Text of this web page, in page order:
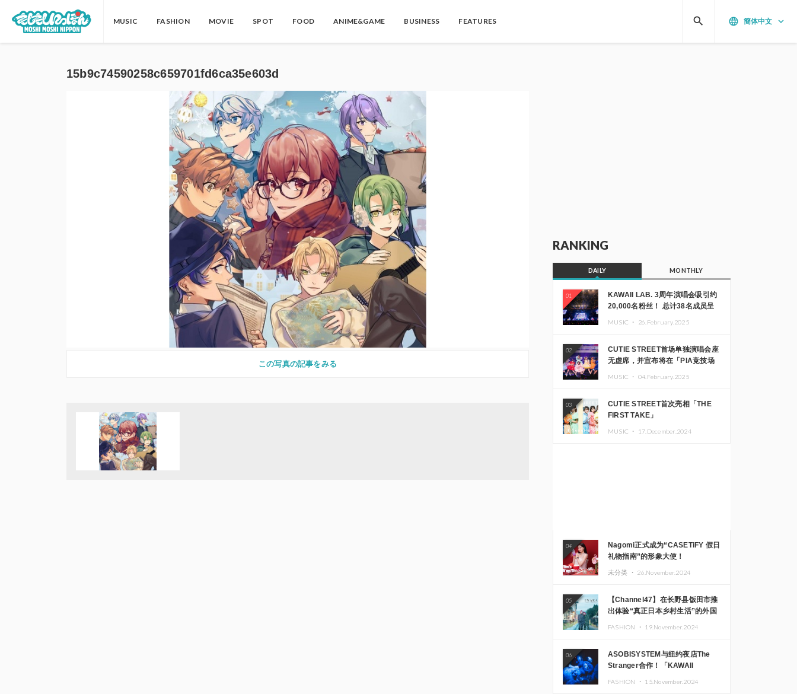
MUSIC FASHION MOVIE SPOT FOOD ANIME&GAME BUSINESS FEATURES language 簡体中文 keyboard_arrow_down
search
15b9c74590258c659701fd6ca35e603d
この写真の記事をみる
RANKING
DAILY MONTHLY
01
KAWAII LAB. 3周年演唱会吸引约
20,000名粉丝！ 总计38名成员呈
MUSIC ・ 26.February.2025
02
CUTIE STREET首场单独演唱会座
无虚席，并宣布将在「PIA竞技场
MUSIC ・ 04.February.2025
03
CUTIE STREET首次亮相「THE
FIRST TAKE」
MUSIC ・ 17.December.2024
04
Nagomi正式成为“CASETiFY 假日
礼物指南”的形象大使！
未分类 ・ 26.November.2024
05
【Channel47】在长野县饭田市推
出体验“真正日本乡村生活”的外国
FASHION ・ 19.November.2024
06
ASOBISYSTEM与纽约夜店The
Stranger合作！「KAWAII
FASHION ・ 15.November.2024